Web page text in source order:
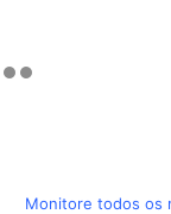
Monitore todos os